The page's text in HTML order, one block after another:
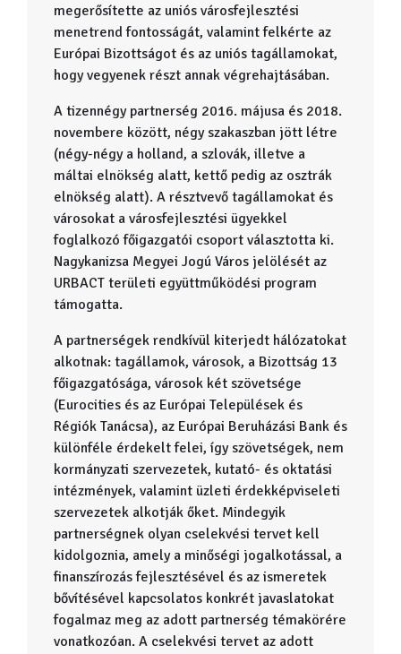
megerősítette az uniós városfejlesztési
menetrend fontosságát, valamint felkérte az
Európai Bizottságot és az uniós tagállamokat,
hogy vegyenek részt annak végrehajtásában.
A tizennégy partnerség 2016. májusa és 2018.
novembere között, négy szakaszban jött létre
(négy-négy a holland, a szlovák, illetve a
máltai elnökség alatt, kettő pedig az osztrák
elnökség alatt). A résztvevő tagállamokat és
városokat a városfejlesztési ügyekkel
foglalkozó főigazgatói csoport választotta ki.
Nagykanizsa Megyei Jogú Város jelölését az
URBACT területi együttműködési program
támogatta.
A partnerségek rendkívül kiterjedt hálózatokat
alkotnak: tagállamok, városok, a Bizottság 13
főigazgatósága, városok két szövetsége
(Eurocities és az Európai Települések és
Régiók Tanácsa), az Európai Beruházási Bank és
különféle érdekelt felei, így szövetségek, nem
kormányzati szervezetek, kutató- és oktatási
intézmények, valamint üzleti érdekképviseleti
szervezetek alkotják őket. Mindegyik
partnerségnek olyan cselekvési tervet kell
kidolgoznia, amely a minőségi jogalkotással, a
finanszírozás fejlesztésével és az ismeretek
bővítésével kapcsolatos konkrét javaslatokat
fogalmaz meg az adott partnerség témakörére
vonatkozóan. A cselekvési tervet az adott